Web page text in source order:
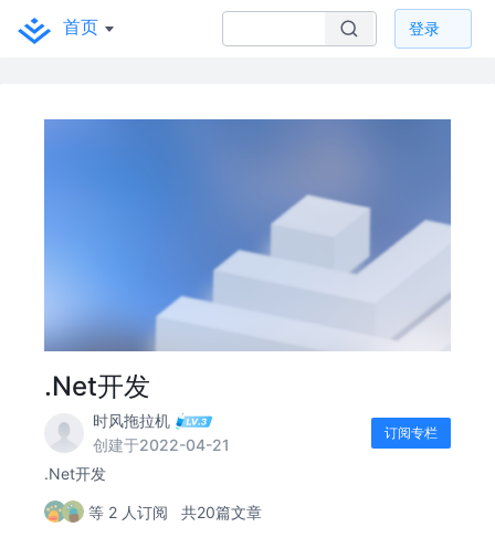
首页 登录
.Net开发
时风拖拉机
创建于2022-04-21
订阅专栏
.Net开发
等 2 人订阅 共20篇文章